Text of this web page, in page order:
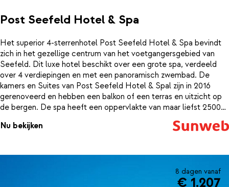
Post Seefeld Hotel & Spa
Het superior 4-sterrenhotel Post Seefeld Hotel & Spa bevindt
zich in het gezellige centrum van het voetgangersgebied van
Seefeld. Dit luxe hotel beschikt over een grote spa, verdeeld
over 4 verdiepingen en met een panoramisch zwembad. De
kamers en Suites van Post Seefeld Hotel & Spal zijn in 2016
gerenoveerd en hebben een balkon of een terras en uitzicht op
de bergen. De spa heeft een oppervlakte van maar liefst 2500
m². Je vindt hier o.a. een stoombad, een infraroodcabine, een
sauna voor dames en een solarium. Er is ook een
onder water en een panoramisch uitzicht op de besneeuwde
bergtoppen.Halfpension is inclusief een ontbijtbuffet, een snack
Nu bekijken
8 dagen vanaf
€ 1.207